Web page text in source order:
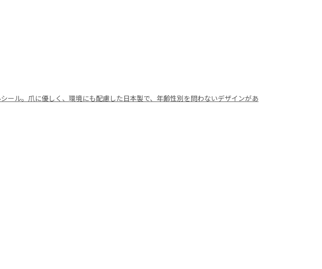
ル。爪に優しく、環境にも配慮した日本製で、年齢性別を問わないデザインがあ